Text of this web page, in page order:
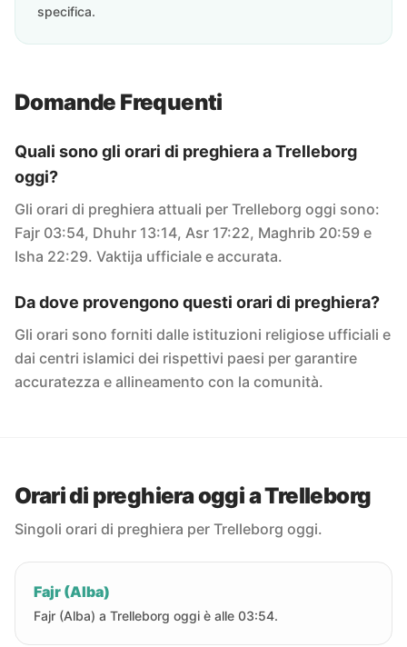
specifica.
Domande Frequenti
Quali sono gli orari di preghiera a Trelleborg
oggi?
Gli orari di preghiera attuali per Trelleborg oggi sono:
Fajr 03:54, Dhuhr 13:14, Asr 17:22, Maghrib 20:59 e
Isha 22:29. Vaktija ufficiale e accurata.
Da dove provengono questi orari di preghiera?
Gli orari sono forniti dalle istituzioni religiose ufficiali e
dai centri islamici dei rispettivi paesi per garantire
accuratezza e allineamento con la comunità.
Orari di preghiera oggi a Trelleborg
Singoli orari di preghiera per Trelleborg oggi.
Fajr (Alba)
Fajr (Alba) a Trelleborg oggi è alle 03:54.